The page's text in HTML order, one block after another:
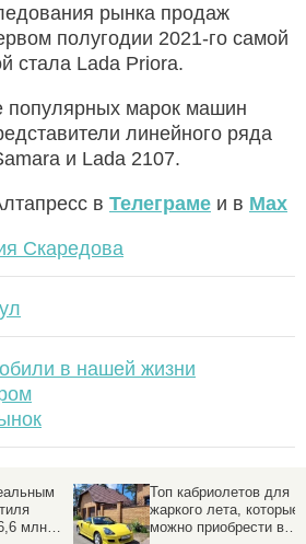
рынка продаж
полугодии 2021-го самой
стала Lada Priora.
марок машин
линейного ряда
и Lada 2107.
в Телеграме и в Max
Скаредова
в нашей жизни
млн
Топ кабриолетов для
жаркого лета, которые
можно приобрести в